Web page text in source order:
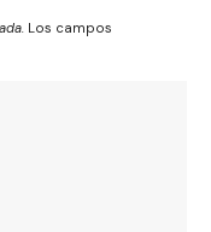
Los campos